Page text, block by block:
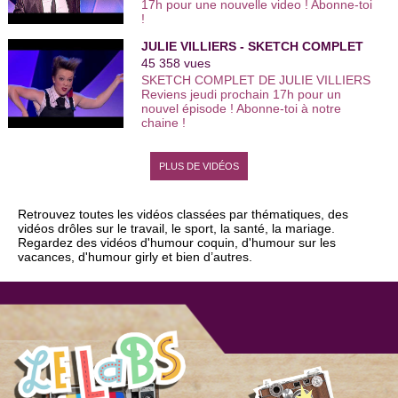
artistes et 3000 vidéos de leurs meilleurs
sketchs comiques. Viens faire l’humour
de one man show, stand up, humoristes
femmes, comiques français, duos
comiques… De l'humour noir à l'humour
sur le couple, des humoristes d'Ondar à
ceux de Vtep et du Jamel Comedy Club,
tous les nouveaux talents de l'humour
17h pour une nouvelle video ! Abonne-toi
!
JULIE VILLIERS - SKETCH COMPLET
45 358 vues
SKETCH COMPLET DE JULIE VILLIERS
Reviens jeudi prochain 17h pour un
nouvel épisode ! Abonne-toi à notre
chaine !
PLUS DE VIDÉOS
Retrouvez toutes les vidéos classées par thématiques, des
vidéos drôles sur le travail, le sport, la santé, la mariage.
Regardez des vidéos d'humour coquin, d'humour sur les
vacances, d'humour girly et bien d’autres.